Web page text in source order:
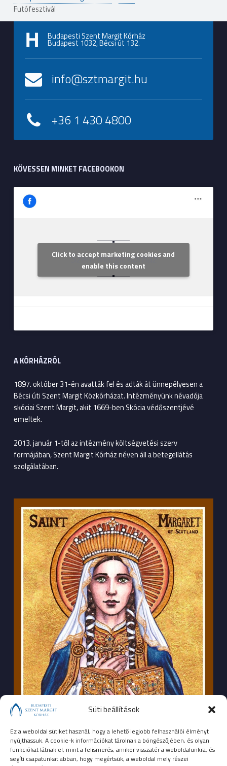
Süti beállítások
Ez a weboldal sütiket használ, hogy a lehető legjobb felhasználói élményt
nyújthassuk. A cookie-k információkat tárolnak a böngészőjében, és olyan
funkciókat látnak el, mint a felismerés, amikor visszatér a weboldalunkra, és
segíti csapatunkat abban, hogy megértsük, a weboldal mely részei
Futófesztivál
Budapesti Szent Margit Kórház
Budapest 1032, Bécsi út 132.
info@sztmargit.hu
+36 1 430 4800
KÖVESSEN MINKET FACEBOOKON
Szent Margit Kórház
Click to accept marketing cookies and
enable this content
A KÓRHÁZRÓL
1897. október 31-én avatták fel és adták át ünnepélyesen a
Bécsi úti Szent Margit Közkórházat. Intézményünk névadója
skóciai Szent Margit, akit 1669-ben Skócia védőszentjévé
emeltek.
2013. január 1-től az intézmény költségvetési szerv
formájában, Szent Margit Kórház néven áll a betegellátás
szolgálatában.